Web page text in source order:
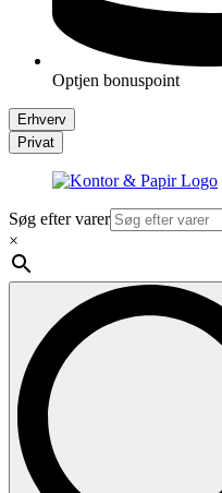
Optjen bonuspoint
Erhverv
Privat
Søg efter varer
×